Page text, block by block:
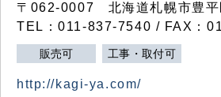
〒062-0007 北海道札幌市豊平
TEL：011-837-7540 / FAX：
販売可 工事・取付可
http://kagi-ya.com/